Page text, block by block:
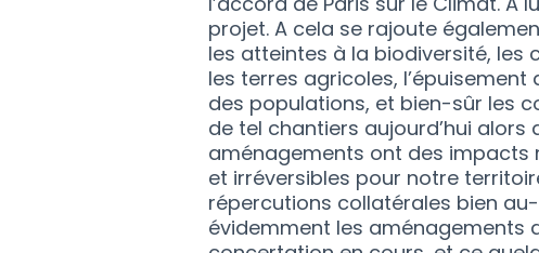
projet. A cela se rajoute
les atteintes à la biodiversité, les
les terres agricoles,
des populations, et bien-sûr les
de tel chantiers aujourd’hui
aménagements ont des impacts
et irréversibles pour notre
répercutions collatérales bien
évidemment les aménagements